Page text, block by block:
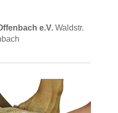
e.V.Waldstr.